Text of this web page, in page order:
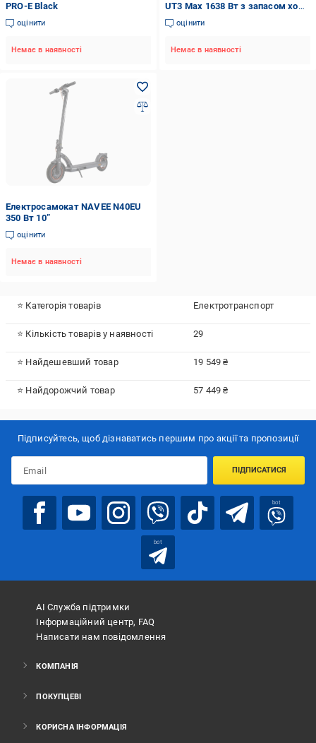
PRO-E Black
оцінити
Немає в наявності
UT3 Max 1638 Вт з запасом ходу
90 км (UT3 Max EU)
оцінити
Немає в наявності
Електросамокат NAVEE N40EU
350 Вт 10”
оцінити
Немає в наявності
⭐ Категорія товарів Електротранспорт
⭐ Кількість товарів у наявності 29
⭐ Найдешевший товар 19 549 ₴
⭐ Найдорожчий товар 57 449 ₴
Підписуйтесь, щоб дізнаватись першим про акції та пропозиції
ПІДПИСАТИСЯ
bot
bot
АІ Служба підтримки
Інформаційний центр, FAQ
Написати нам повідомлення
КОМПАНІЯ
ПОКУПЦЕВІ
КОРИСНА ІНФОРМАЦІЯ